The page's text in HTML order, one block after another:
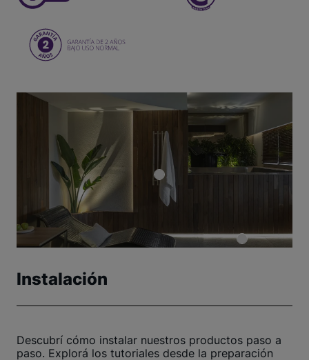
Instalación
Descubrí cómo instalar nuestros productos paso a
paso. Explorá los tutoriales desde la preparación